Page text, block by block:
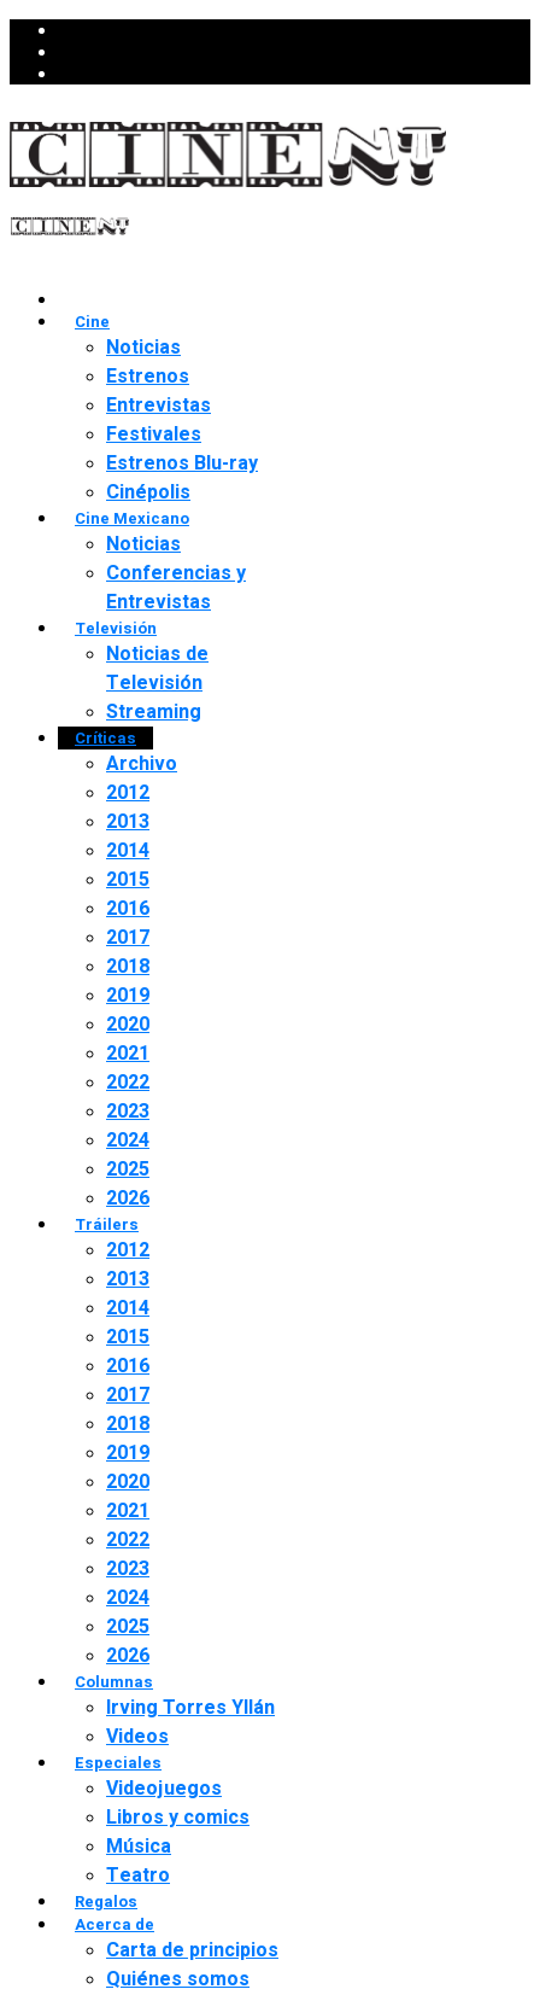
Cine
Noticias
Estrenos
Entrevistas
Festivales
Estrenos Blu-ray
Cinépolis
Cine Mexicano
Noticias
Conferencias y
Entrevistas
Televisión
Noticias de
Televisión
Streaming
Críticas
Archivo
2012
2013
2014
2015
2016
2017
2018
2019
2020
2021
2022
2023
2024
2025
2026
Tráilers
2012
2013
2014
2015
2016
2017
2018
2019
2020
2021
2022
2023
2024
2025
2026
Columnas
Irving Torres Yllán
Videos
Especiales
Videojuegos
Libros y comics
Música
Teatro
Regalos
Acerca de
Carta de principios
Quiénes somos